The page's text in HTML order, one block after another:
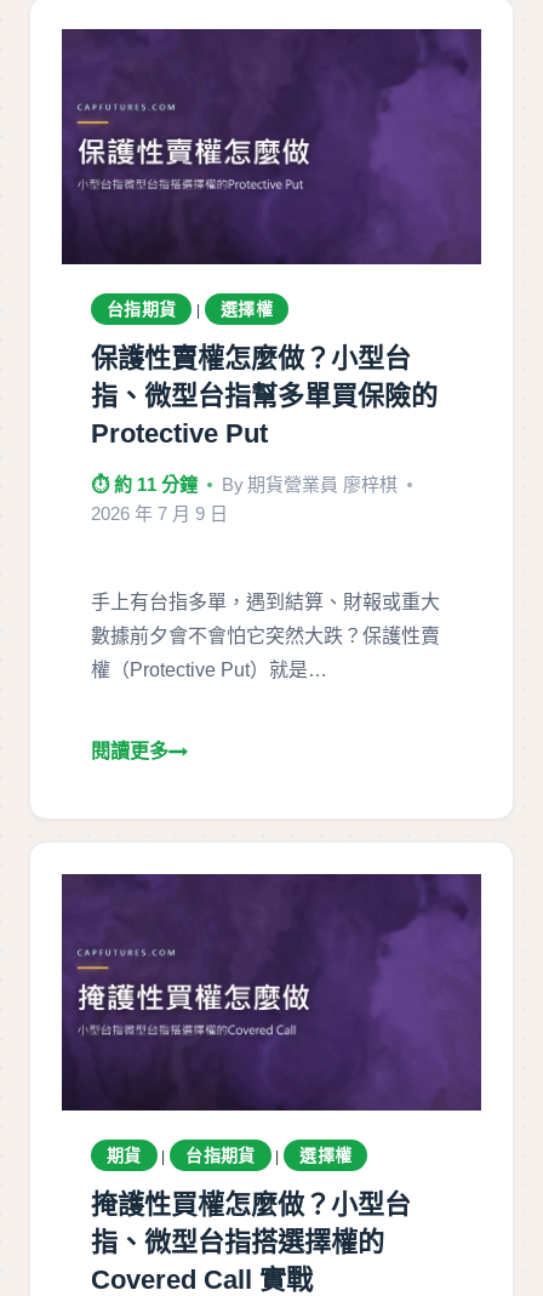
台指期貨 選擇權
保護性賣權怎麼做？小型台
指、微型台指幫多單買保險的
Protective Put
⏱ 約 11 分鐘 By期貨營業員 廖梓棋
2026 年 7 月 9 日
手上有台指多單，遇到結算、財報或重大
數據前夕會不會怕它突然大跌？保護性賣
權（Protective Put）就是…
期貨 | 台指期貨 | 選擇權
掩護性買權怎麼做？小型台
指、微型台指搭選擇權的
Covered Call 實戰